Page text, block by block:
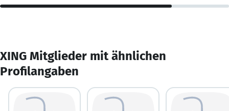
XING Mitglieder mit ähnlichen
Profilangaben